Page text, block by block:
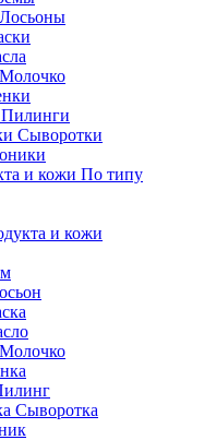
Лосьоны
Молочко
Пилинги
Сыворотки
По типу
и кожи
Молочко
Сыворотка